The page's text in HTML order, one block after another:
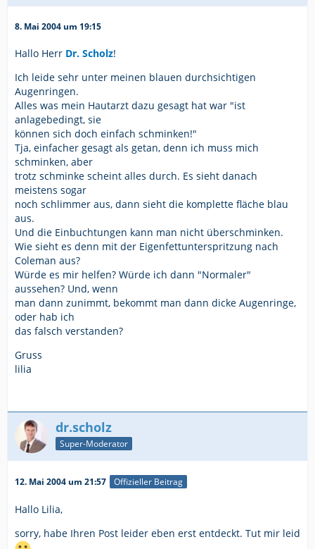
8. Mai 2004 um 19:15
Hallo Herr Dr. Scholz!
Ich leide sehr unter meinen blauen durchsichtigen
Augenringen.
Alles was mein Hautarzt dazu gesagt hat war "ist
anlagebedingt, sie
können sich doch einfach schminken!"
Tja, einfacher gesagt als getan, denn ich muss mich
schminken, aber
trotz schminke scheint alles durch. Es sieht danach
meistens sogar
noch schlimmer aus, dann sieht die komplette fläche blau
aus.
Und die Einbuchtungen kann man nicht überschminken.
Wie sieht es denn mit der Eigenfettunterspritzung nach
Coleman aus?
Würde es mir helfen? Würde ich dann "Normaler"
aussehen? Und, wenn
man dann zunimmt, bekommt man dann dicke Augenringe,
oder hab ich
das falsch verstanden?
Gruss
lilia
dr.scholz
Super-Moderator
12. Mai 2004 um 21:57 Offizieller Beitrag
Hallo Lilia,
sorry, habe Ihren Post leider eben erst entdeckt. Tut mir leid